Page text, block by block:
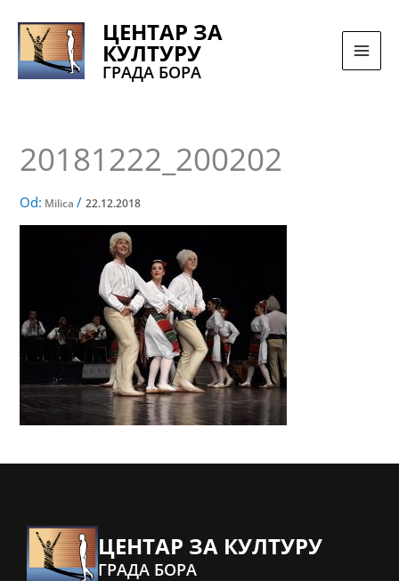
sadržaj
ЦЕНТАР ЗА
КУЛТУРУ
ГРАДА БОРА
20181222_200202
Od: Milica/22.12.2018
ЦЕНТАР ЗА КУЛТУРУ
ГРАДА БОРА